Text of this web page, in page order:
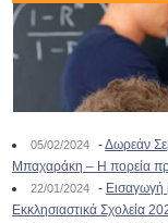
05/02/2024 -Δωρεάν
Μπαχαράκη – Η πορεία
22/01/2024 - Εισαγωγή
Εκκλησιαστικά Σχολεία